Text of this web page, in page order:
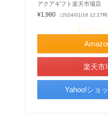
アクアギフト楽天市場店
¥1,980
（2024/01/18 12:27時
＼最大10％ポ
楽天市
Yahoo!ショ